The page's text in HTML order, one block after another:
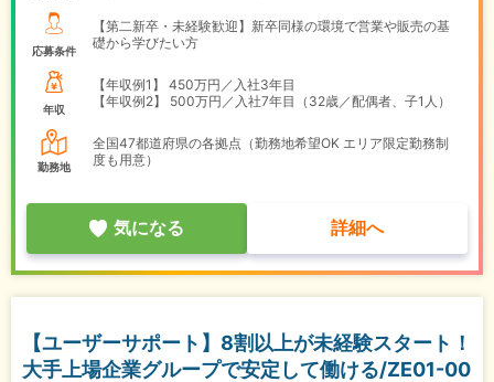
応募条件
【第二新卒・未経験歓迎】新卒同様の環境で営業や販売の基
礎から学びたい方
年収
【年収例1】
450万円／入社3年目
【年収例2】
500万円／入社7年目（32歳／配偶者、子1人）
勤務地
全国47都道府県の各拠点（勤務地希望OK エリア限定勤務制
度も用意）
気になる 詳細へ
【ユーザーサポート】8割以上が未経験スタート！
大手上場企業グループで安定して働ける/ZE01-00